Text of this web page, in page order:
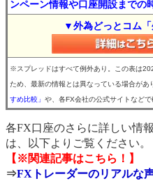
ンペーン情報や口座開設までの
▼外為どっとコム
※スプレッドはすべて例外あり。この表は
ため、最新の情報とは異なっている場合が
すめ比較」 や、各FX会社の公式サイトなど
各FX口座のさらに詳しい情
は、以下よりご覧ください。
【※関連記事はこちら！】
⇒FXトレーダーのリアルな